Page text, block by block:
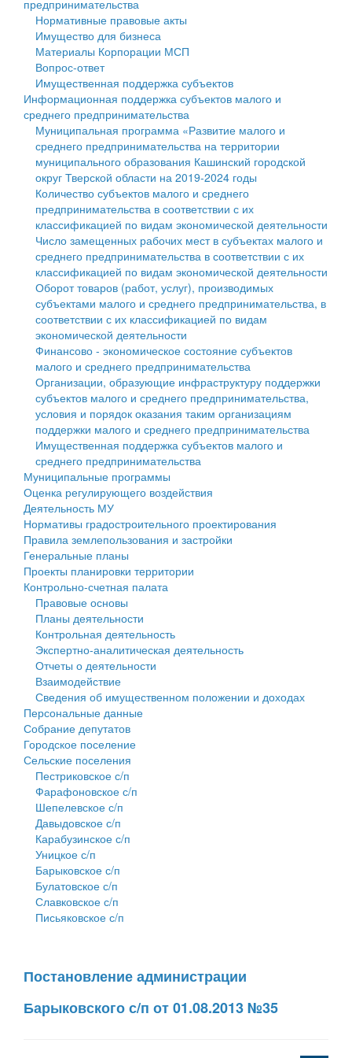
Государственные услуги
Промышленность и АПК
Экономика и бизнес
...
Символика
Устав
Гостям округа
Туризм
Культура
Образование
Здравоохранение
Социальная защита
Фотоальбом
муниципального округа Тверской области
Администрация Кашинского муниципального округа
Тверской области
Управление сельскими территориями
Открытые данные
Работа с обращениями граждан
Муниципальный контроль
Муниципальные услуги
Проекты административных регламентов
Антимонопольный комплаенс
Противодействие коррупции
Финансовое управление
Бюджет для граждан
Имущество
Выявление правообладателей ранее учтенных
объектов недвижимости
Имущественная поддержка субъектов малого и
среднего предпринимательства
Информационная поддержка субъектов малого и
среднего предпринимательства
Муниципальные программы
Контрольно-счетная палата
Персональные данные
Оценка регулирующего воздействия
Деятельность МУ
Нормативы градостроительного проектирования
Правила землепользования и застройки
Генеральные планы
Проекты планировки территории
Собрание депутатов
Городское поселение
Сельские поселения
предпринимательства
Нормативные правовые акты
Имущество для бизнеса
Материалы Корпорации МСП
Вопрос-ответ
Имущественная поддержка субъектов
Информационная поддержка субъектов малого и
среднего предпринимательства
Муниципальная программа «Развитие малого и
среднего предпринимательства на территории
муниципального образования Кашинский городской
округ Тверской области на 2019-2024 годы
Количество субъектов малого и среднего
предпринимательства в соответствии с их
классификацией по видам экономической деятельности
Число замещенных рабочих мест в субъектах малого и
среднего предпринимательства в соответствии с их
классификацией по видам экономической деятельности
Оборот товаров (работ, услуг), производимых
субъектами малого и среднего предпринимательства, в
соответствии с их классификацией по видам
экономической деятельности
Финансово - экономическое состояние субъектов
малого и среднего предпринимательства
Организации, образующие инфраструктуру поддержки
субъектов малого и среднего предпринимательства,
условия и порядок оказания таким организациям
поддержки малого и среднего предпринимательства
Имущественная поддержка субъектов малого и
среднего предпринимательства
Муниципальные программы
Оценка регулирующего воздействия
Деятельность МУ
Нормативы градостроительного проектирования
Правила землепользования и застройки
Генеральные планы
Проекты планировки территории
Контрольно-счетная палата
Правовые основы
Планы деятельности
Контрольная деятельность
Экспертно-аналитическая деятельность
Отчеты о деятельности
Взаимодействие
Сведения об имущественном положении и доходах
Персональные данные
Собрание депутатов
Городское поселение
Сельские поселения
Пестриковское с/п
Фарафоновское с/п
Шепелевское с/п
Давыдовское с/п
Карабузинское с/п
Уницкое с/п
Барыковское с/п
Булатовское с/п
Славковское с/п
Письяковское с/п
Постановление администрации
Барыковского с/п от 01.08.2013 №35